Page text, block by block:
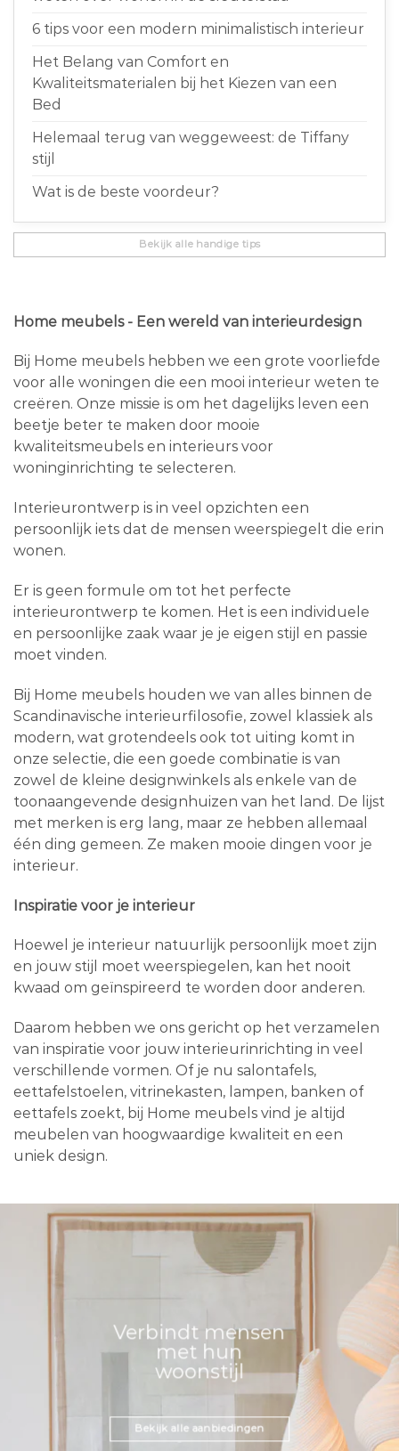
6 tips voor een modern minimalistisch interieur
Het Belang van Comfort en
Kwaliteitsmaterialen bij het Kiezen van een
Bed
Helemaal terug van weggeweest: de Tiffany
stijl
Wat is de beste voordeur?
Bekijk alle handige tips
Home meubels - Een wereld van interieurdesign
Bij Home meubels hebben we een grote voorliefde
voor alle woningen die een mooi interieur weten te
creëren. Onze missie is om het dagelijks leven een
beetje beter te maken door mooie
kwaliteitsmeubels en interieurs voor
woninginrichting te selecteren.
Interieurontwerp is in veel opzichten een
persoonlijk iets dat de mensen weerspiegelt die erin
wonen.
Er is geen formule om tot het perfecte
interieurontwerp te komen. Het is een individuele
en persoonlijke zaak waar je je eigen stijl en passie
moet vinden.
Bij Home meubels houden we van alles binnen de
Scandinavische interieurfilosofie, zowel klassiek als
modern, wat grotendeels ook tot uiting komt in
onze selectie, die een goede combinatie is van
zowel de kleine designwinkels als enkele van de
toonaangevende designhuizen van het land. De lijst
met merken is erg lang, maar ze hebben allemaal
één ding gemeen. Ze maken mooie dingen voor je
interieur.
Inspiratie voor je interieur
Hoewel je interieur natuurlijk persoonlijk moet zijn
en jouw stijl moet weerspiegelen, kan het nooit
kwaad om geïnspireerd te worden door anderen.
Daarom hebben we ons gericht op het verzamelen
van inspiratie voor jouw interieurinrichting in veel
verschillende vormen. Of je nu salontafels,
eettafelstoelen, vitrinekasten, lampen, banken of
eettafels zoekt, bij Home meubels vind je altijd
meubelen van hoogwaardige kwaliteit en een
uniek design.
Verbindt mensen
met hun
woonstijl
Bekijk alle aanbiedingen